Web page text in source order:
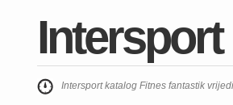
Intersport katalog Fitnes fantastik